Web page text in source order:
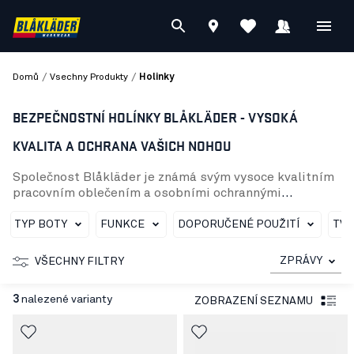
Domů / Vsechny Produkty / Holinky
BEZPEČNOSTNÍ HOLÍNKY BLÅKLÄDER - VYSOKÁ
KVALITA A OCHRANA VAŠICH NOHOU
Společnost Blåkläder je známá svým vysoce kvalitním
pracovním oblečením a osobními ochrannými
pečlivě vybraný sortiment bezpečnostní obuvi, která
náročných pracovních podmínkách.
Náš sortiment bezpečnostní obuvi zahrnuje tři různé
že poskytují nejvyšší úroveň ochrany proti
Bezpečnostní obuv S5 (24200000) – tuto odolnou
TYP BOTY FUNKCE DOPORUČENÉ POUŽITÍ
VŠECHNY FILTRY ZPRÁVY
3 nalezené varianty ZOBRAZENÍ SEZNAMU